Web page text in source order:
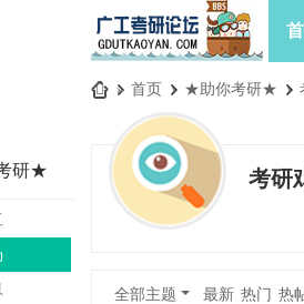
» 首页 › ★助你考研★ ›
研★ 考研
全部主题 最新 热门 热